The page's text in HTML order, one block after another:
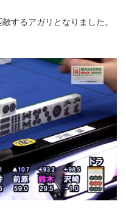
するアガリとなりました。